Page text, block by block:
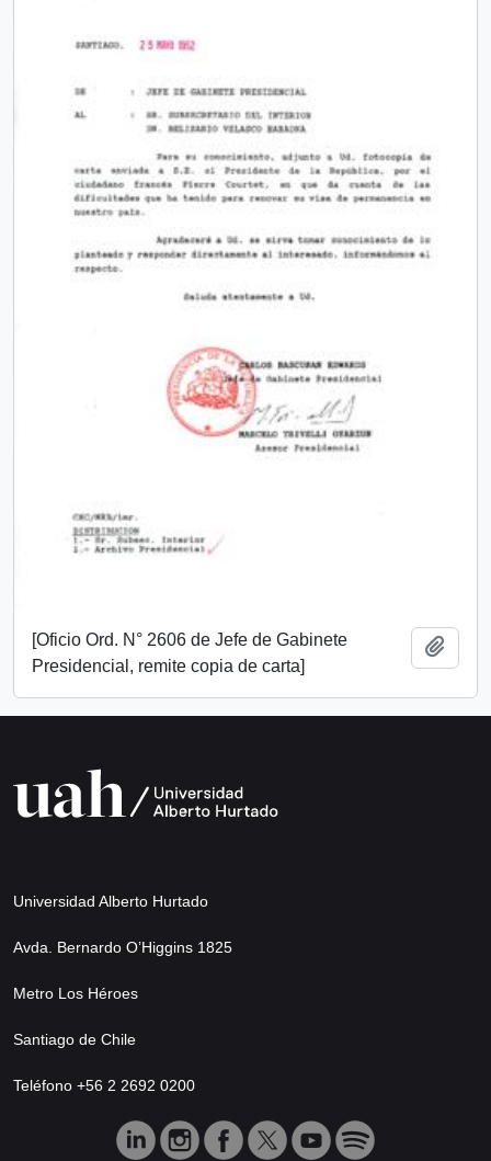
[Oficio Ord. N° 2606 de Jefe de Gabinete
Presidencial, remite copia de carta]
Universidad Alberto Hurtado
Avda. Bernardo O’Higgins 1825
Metro Los Héroes
Santiago de Chile
Teléfono +56 2 2692 0200